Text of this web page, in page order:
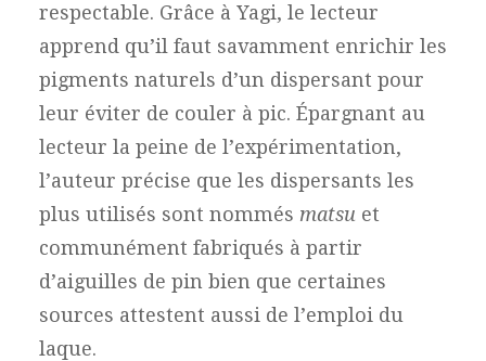
respectable. Grâce à Yagi, le lecteur
apprend qu’il faut savamment enrichir les
pigments naturels d’un dispersant pour
leur éviter de couler à pic. Épargnant au
lecteur la peine de l’expérimentation,
l’auteur précise que les dispersants les
plus utilisés sont nommés matsu et
communément fabriqués à partir
d’aiguilles de pin bien que certaines
sources attestent aussi de l’emploi du
laque.